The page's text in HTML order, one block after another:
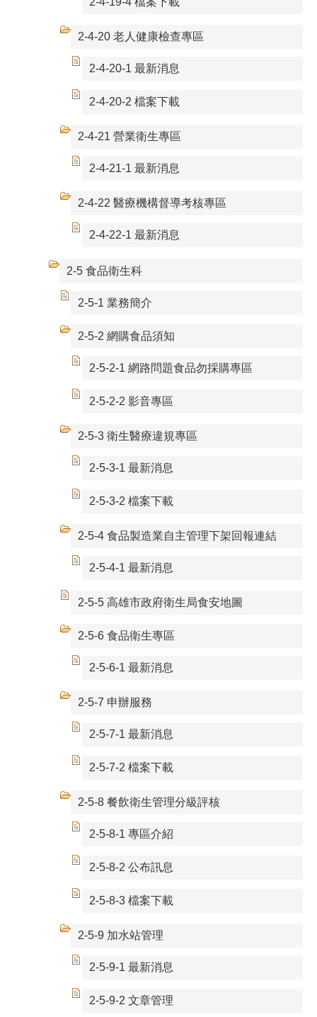
2-4-20 老人健康檢查專區
2-4-20-1 最新消息
2-4-20-2 檔案下載
2-4-21 營業衛生專區
2-4-21-1 最新消息
2-4-22 醫療機構督導考核專區
2-4-22-1 最新消息
2-5 食品衛生科
2-5-1 業務簡介
2-5-2 網購食品須知
2-5-2-1 網路問題食品勿採購專區
2-5-2-2 影音專區
2-5-3 衛生醫療違規專區
2-5-3-1 最新消息
2-5-3-2 檔案下載
2-5-4 食品製造業自主管理下架回報連結
2-5-4-1 最新消息
2-5-5 高雄市政府衛生局食安地圖
2-5-6 食品衛生專區
2-5-6-1 最新消息
2-5-7 申辦服務
2-5-7-1 最新消息
2-5-7-2 檔案下載
2-5-8 餐飲衛生管理分級評核
2-5-8-1 專區介紹
2-5-8-2 公布訊息
2-5-8-3 檔案下載
2-5-9 加水站管理
2-5-9-1 最新消息
2-5-9-2 文章管理